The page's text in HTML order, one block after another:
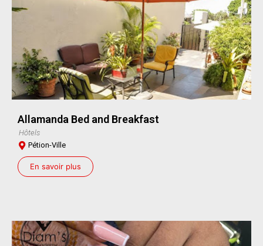
Allamanda Bed and Breakfast
Hôtels
Pétion-Ville
En savoir plus